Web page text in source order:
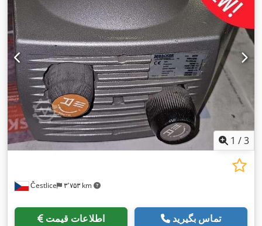
1 /3
Čestlice ۳٬۷۵۳ km
اطلاعات قیمت تماس بگیرید